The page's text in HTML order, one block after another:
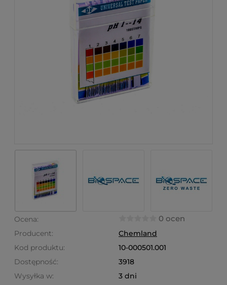
Ocena: 0 ocen
Producent:
Chemland
Kod produktu:
10-000501.001
Dostępność:
3918
Wysyłka w:
3 dni